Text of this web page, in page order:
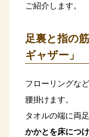
ご紹介します。
足裏と指の
ギャザー」
フローリングな
腰掛けます。
タオルの端に両
かかとを床につ